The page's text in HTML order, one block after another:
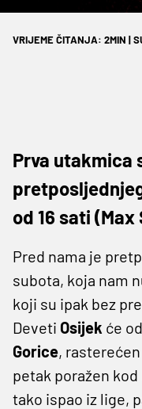
VRIJEME ČITANJA: 2MIN |
Prva utakmica
od 16 sati (Max
Pred nama je
subota, koja nam
koji su ipak bez
Deveti Osijek će
Gorice,
petak poražen
tako ispao iz lige,